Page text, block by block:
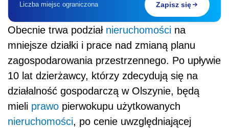
Liczba miejsc ograniczona Zapisz się
Obecnie trwa podział nieruchomości na
mniejsze działki i prace nad zmianą planu
zagospodarowania przestrzennego. Po upływie
10 lat dzierżawcy, którzy zdecydują się na
działalność gospodarczą w Olszynie, będą
mieli prawo pierwokupu użytkowanych
nieruchomości, po cenie uwzględniającej